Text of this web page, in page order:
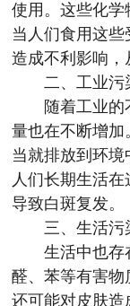
使用。这些化学
当人们食用这些
造成不利影响，
二、工业污
随着工业的不
量也在不断增加
当就排放到环境
人们长期生活
导致白斑复发。
三、生活污
生活中也存在
醛、苯等有害物
还可能对皮肤造